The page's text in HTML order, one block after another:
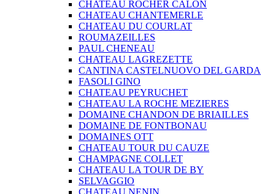
CHATEAU ROCHER CALON
CHATEAU CHANTEMERLE
CHATEAU DU COURLAT
ROUMAZEILLES
PAUL CHENEAU
CHATEAU LAGREZETTE
CANTINA CASTELNUOVO DEL GARDA
FASOLI GINO
CHATEAU PEYRUCHET
CHATEAU LA ROCHE MEZIERES
DOMAINE CHANDON DE BRIAILLES
DOMAINE DE FONTBONAU
DOMAINES OTT
CHATEAU TOUR DU CAUZE
CHAMPAGNE COLLET
CHATEAU LA TOUR DE BY
SELVAGGIO
CHATEAU NENIN